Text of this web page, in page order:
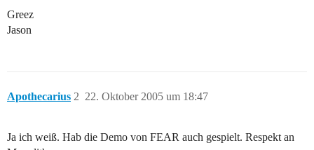
Greez
Jason
Apothecarius 22. Oktober 2005 um 18:47
2
Ja ich weiß. Hab die Demo von FEAR auch gespielt. Respekt an